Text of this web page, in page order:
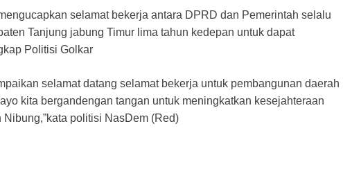
selamat bekerja antara DPRD dan Pemerintah selalu
Tanjung jabung Timur lima tahun kedepan untuk dapat
Politisi Golkar
selamat datang selamat bekerja untuk pembangunan daerah
kita bergandengan tangan untuk meningkatkan kesejahteraan
politisi NasDem (Red)